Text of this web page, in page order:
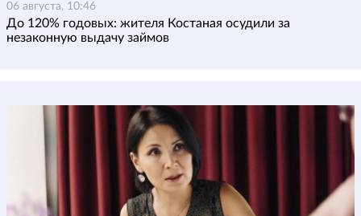
06 августа, 10:46
До 120% годовых: жителя Костаная осудили за
незаконную выдачу займов